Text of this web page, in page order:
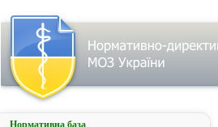
Нормативна база